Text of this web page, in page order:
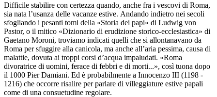
Difficile stabilire con certezza quando, anche fra i vescovi di Roma,
sia nata l’usanza delle vacanze estive. Andando indietro nei secoli
sfogliando i pesanti tomi della «Storia dei papi» di Ludwig von
Pastor, o il mitico «Dizionario di erudizione storico-ecclesiastica» di
Gaetano Moroni, troviamo indicati quelli che si allontanavano da
Roma per sfuggire alla canicola, ma anche all’aria pessima, causa di
malattie, dovuta ai troppi corsi d’acqua impaludati. «Roma
divoratrice di uomini, ferace di febbri e di morti...», così tuona dopo
il 1000 Pier Damiani. Ed è probabilmente a Innocenzo III (1198 -
1216) che occorre risalire per parlare di villeggiature estive papali
come di una consuetudine regolare.